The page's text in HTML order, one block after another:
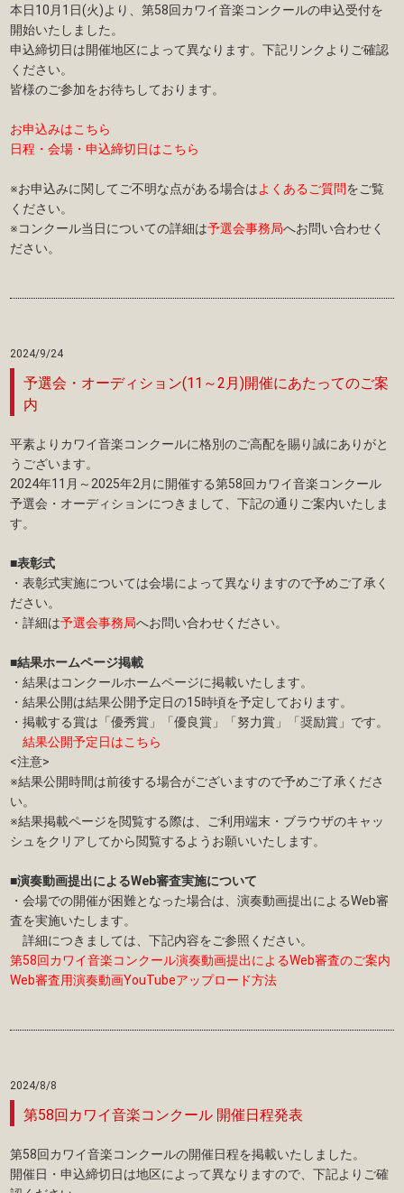
本日10月1日(火)より、第58回カワイ音楽コンクールの申込受付を
開始いたしました。
申込締切日は開催地区によって異なります。下記リンクよりご確認
ください。
皆様のご参加をお待ちしております。
お申込みはこちら
日程・会場・申込締切日はこちら
※お申込みに関してご不明な点がある場合はよくあるご質問をご覧
ください。
※コンクール当日についての詳細は予選会事務局へお問い合わせく
ださい。
2024/9/24
予選会・オーディション(11～2月)開催にあたってのご案
内
平素よりカワイ音楽コンクールに格別のご高配を賜り誠にありがと
うございます。
2024年11月～2025年2月に開催する第58回カワイ音楽コンクール
予選会・オーディションにつきまして、下記の通りご案内いたしま
す。
■表彰式
・表彰式実施については会場によって異なりますので予めご了承く
ださい。
・詳細は予選会事務局へお問い合わせください。
■結果ホームページ掲載
・結果はコンクールホームページに掲載いたします。
・結果公開は結果公開予定日の15時頃を予定しております。
・掲載する賞は「優秀賞」「優良賞」「努力賞」「奨励賞」です。
結果公開予定日はこちら
<注意>
※結果公開時間は前後する場合がございますので予めご了承くださ
い。
※結果掲載ページを閲覧する際は、ご利用端末・ブラウザのキャッ
シュをクリアしてから閲覧するようお願いいたします。
■演奏動画提出によるWeb審査実施について
・会場での開催が困難となった場合は、演奏動画提出によるWeb審
査を実施いたします。
詳細につきましては、下記内容をご参照ください。
第58回カワイ音楽コンクール演奏動画提出によるWeb審査のご案内
Web審査用演奏動画YouTubeアップロード方法
2024/8/8
第58回カワイ音楽コンクール 開催日程発表
第58回カワイ音楽コンクールの開催日程を掲載いたしました。
開催日・申込締切日は地区によって異なりますので、下記よりご確